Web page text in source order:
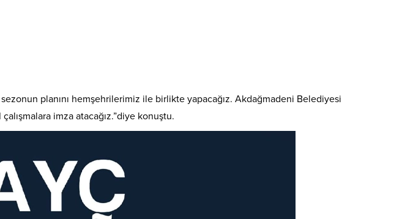
planını hemşehrilerimiz ile birlikte yapacağız. Akdağmadeni Belediyesi
imza atacağız.”diye konuştu.